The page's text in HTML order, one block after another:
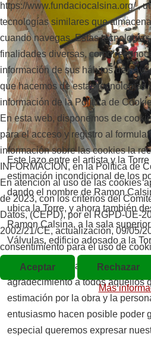
Este lazo entre el artista y la
estimación incondicional de los
dando el nombre de Ramon
ubica la Torre, y ahora también
Ramon Calsina, a la sala
Válvulas, edificio adosado a la
La Fundación Ramon Calsina
agradecimiento a todos aquellos
estimación por la obra y la
entusiasmo hacen posible poder
especial queremos expresar
https://www.fundaciocalsina.org/ ,
tecnologías similares que
cuando navegas. Estas
finalidades diversas, como
información de sus hábitos de
que hacemos de estas tecnologías
información de la Política de
En esta web, disponemos de
para el acceso y registro al
información sobre las cookies la
INFORMACIÓN, en la Política de
En atención al uso de las cookies
de 2023, con los criterios del
Datos, (CEPD), por el RGPD-UE-
2002/21/CE, actualización, 09/05/
consentimiento para el uso de
Aceptar
Rechazar
Más